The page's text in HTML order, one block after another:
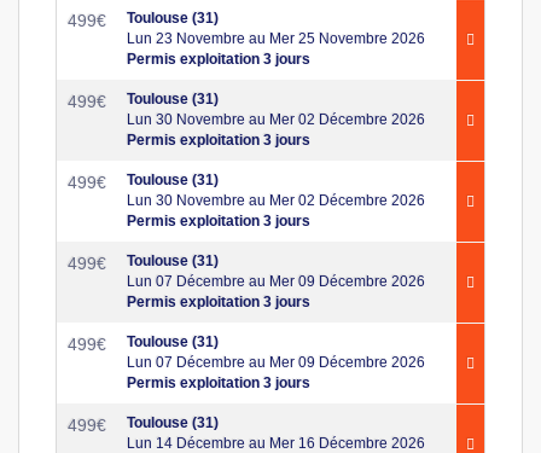
499€
Toulouse (31)
Lun 23 Novembre au Mer 25 Novembre 2026
Permis exploitation 3 jours
499€
Toulouse (31)
Lun 30 Novembre au Mer 02 Décembre 2026
Permis exploitation 3 jours
499€
Toulouse (31)
Lun 30 Novembre au Mer 02 Décembre 2026
Permis exploitation 3 jours
499€
Toulouse (31)
Lun 07 Décembre au Mer 09 Décembre 2026
Permis exploitation 3 jours
499€
Toulouse (31)
Lun 07 Décembre au Mer 09 Décembre 2026
Permis exploitation 3 jours
499€
Toulouse (31)
Lun 14 Décembre au Mer 16 Décembre 2026